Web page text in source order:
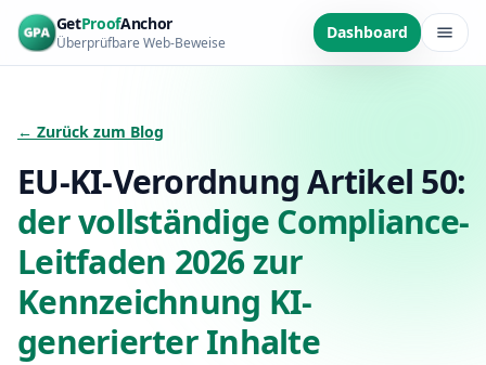
Zum Hauptinhalt springen
GetProofAnchor
Überprüfbare Web-Beweise
Dashboard
← Zurück zum Blog
EU-KI-Verordnung Artikel 50:
der vollständige Compliance-
Leitfaden 2026 zur
Kennzeichnung KI-
generierter Inhalte